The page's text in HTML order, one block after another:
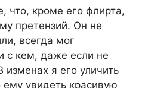
что, кроме его флирта,
претензий. Он не
всегда мог
с кем, даже если не
изменах я его уличить
увидеть красивую